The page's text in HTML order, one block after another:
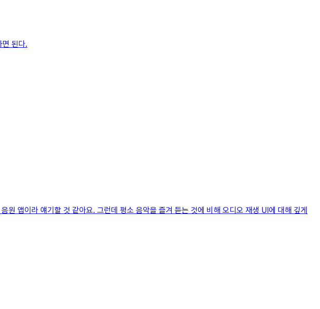
면 된다.
앱이라 얘기할 것 같아요. 그런데 평소 음악을 즐겨 듣는 것에 비해 오디오 재생 UI에 대해 깊게